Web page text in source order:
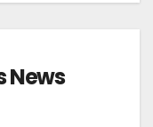
News